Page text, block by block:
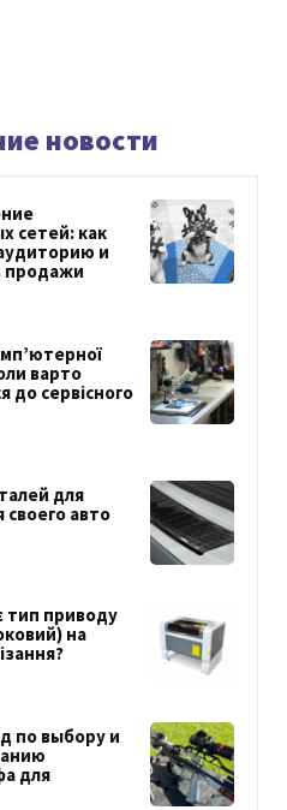
новости
сетей: как
и
продажи
варто
до сервісного
для
авто
тип приводу
на
по выбору и
для